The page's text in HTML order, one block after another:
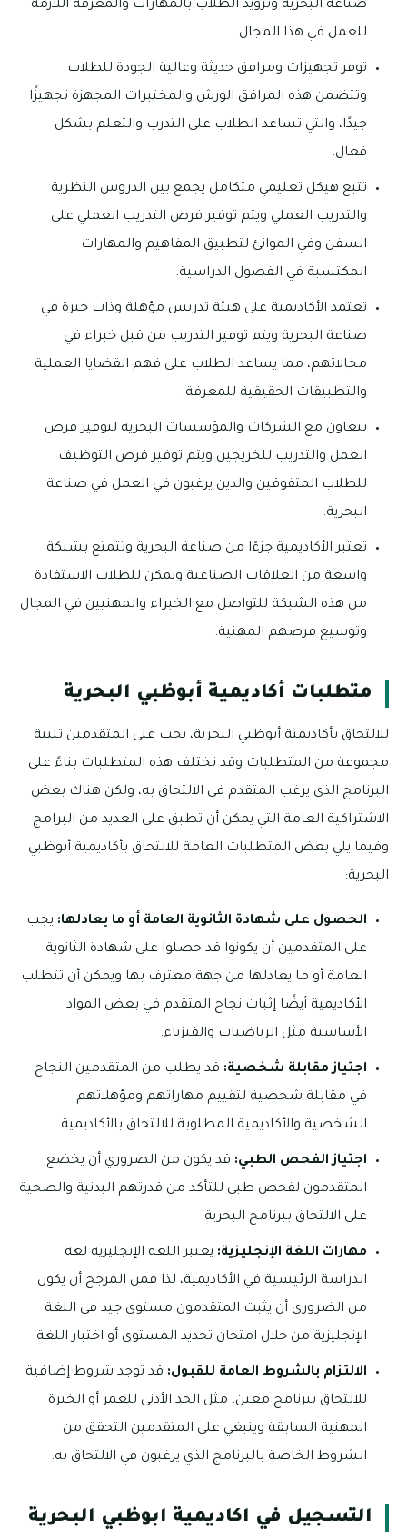
صناعة البحرية وتزويد الطلاب بالمهارات والمعرفة اللازمة
للعمل في هذا المجال.
توفر تجهيزات ومرافق حديثة وعالية الجودة للطلاب
وتتضمن هذه المرافق الورش والمختبرات المجهزة تجهيزًا
جيدًا، والتي تساعد الطلاب على التدرب والتعلم بشكل
فعال.
تتبع هيكل تعليمي متكامل يجمع بين الدروس النظرية
والتدريب العملي ويتم توفير فرص التدريب العملي على
السفن وفي الموانئ لتطبيق المفاهيم والمهارات
المكتسبة في الفصول الدراسية.
تعتمد الأكاديمية على هيئة تدريس مؤهلة وذات خبرة في
صناعة البحرية ويتم توفير التدريب من قبل خبراء في
مجالاتهم، مما يساعد الطلاب على فهم القضايا العملية
والتطبيقات الحقيقية للمعرفة.
تتعاون مع الشركات والمؤسسات البحرية لتوفير فرص
العمل والتدريب للخريجين ويتم توفير فرص التوظيف
للطلاب المتفوقين والذين يرغبون في العمل في صناعة
البحرية.
تعتبر الأكاديمية جزءًا من صناعة البحرية وتتمتع بشبكة
واسعة من العلاقات الصناعية ويمكن للطلاب الاستفادة
من هذه الشبكة للتواصل مع الخبراء والمهنيين في المجال
وتوسيع فرصهم المهنية.
متطلبات أكاديمية أبوظبي البحرية
للالتحاق بأكاديمية أبوظبي البحرية، يجب على المتقدمين تلبية
مجموعة من المتطلبات وقد تختلف هذه المتطلبات بناءً على
البرنامج الذي يرغب المتقدم في الالتحاق به، ولكن هناك بعض
الاشتراكية العامة التي يمكن أن تطبق على العديد من البرامج
وفيما يلي بعض المتطلبات العامة للالتحاق بأكاديمية أبوظبي
البحرية:
الحصول على شهادة الثانوية العامة أو ما يعادلها: يجب
على المتقدمين أن يكونوا قد حصلوا على شهادة الثانوية
العامة أو ما يعادلها من جهة معترف بها ويمكن أن تتطلب
الأكاديمية أيضًا إثبات نجاح المتقدم في بعض المواد
الأساسية مثل الرياضيات والفيزياء.
اجتياز مقابلة شخصية: قد يطلب من المتقدمين النجاح
في مقابلة شخصية لتقييم مهاراتهم ومؤهلاتهم
الشخصية والأكاديمية المطلوبة للالتحاق بالأكاديمية.
اجتياز الفحص الطبي: قد يكون من الضروري أن يخضع
المتقدمون لفحص طبي للتأكد من قدرتهم البدنية والصحية
على الالتحاق ببرنامج البحرية.
مهارات اللغة الإنجليزية: يعتبر اللغة الإنجليزية لغة
الدراسة الرئيسية في الأكاديمية، لذا فمن المرجح أن يكون
من الضروري أن يثبت المتقدمون مستوى جيد في اللغة
الإنجليزية من خلال امتحان تحديد المستوى أو اختبار اللغة.
الالتزام بالشروط العامة للقبول: قد توجد شروط إضافية
للالتحاق ببرنامج معين، مثل الحد الأدنى للعمر أو الخبرة
المهنية السابقة وينبغي على المتقدمين التحقق من
الشروط الخاصة بالبرنامج الذي يرغبون في الالتحاق به.
التسجيل في اكاديمية ابوظبي البحرية